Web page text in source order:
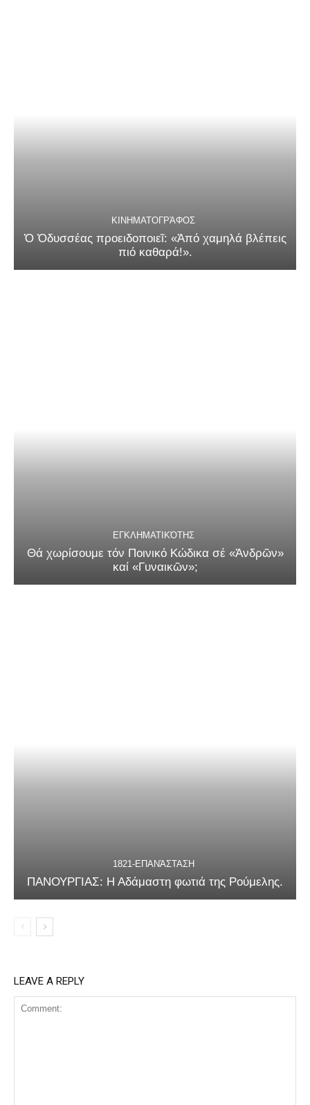
ΚΙΝΗΜΑΤΟΓΡΆΦΟΣ
Ὁ Ὀδυσσέας προειδοποιεῖ: «Ἀπό χαμηλά βλέπεις
πιό καθαρά!».
ΕΓΚΛΗΜΑΤΙΚΌΤΗΣ
Θά χωρίσουμε τόν Ποινικό Κώδικα σέ «Ἀνδρῶν»
καί «Γυναικῶν»;
1821-ΕΠΑΝΆΣΤΑΣΗ
ΠΑΝΟΥΡΓΙΑΣ: Η Αδάμαστη φωτιά της Ρούμελης.
LEAVE A REPLY